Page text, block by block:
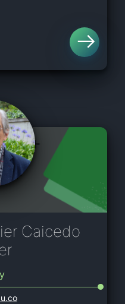
Caicedo